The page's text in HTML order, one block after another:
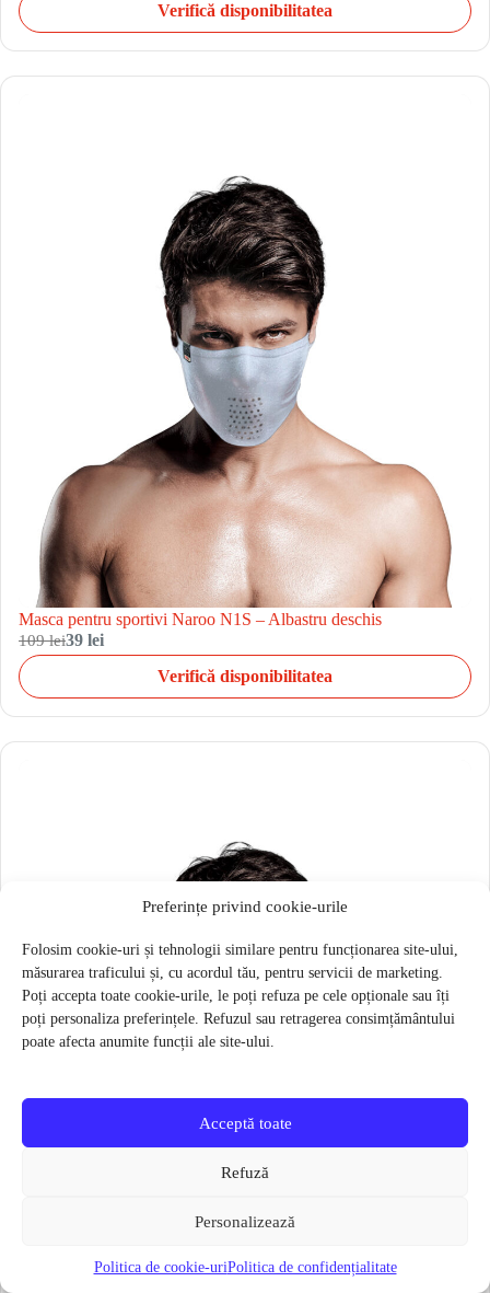
Preferințe privind cookie-urile
Folosim cookie-uri și tehnologii similare pentru funcționarea site-ului,
măsurarea traficului și, cu acordul tău, pentru servicii de marketing.
Poți accepta toate cookie-urile, le poți refuza pe cele opționale sau îți
poți personaliza preferințele. Refuzul sau retragerea consimțământului
poate afecta anumite funcții ale site-ului.
Acceptă toate
Refuză
Personalizează
Politica de cookie-uriPolitica de confidențialitate
Verifică disponibilitatea
Masca pentru sportivi Naroo N1S – Albastru deschis
109 lei39 lei
Verifică disponibilitatea